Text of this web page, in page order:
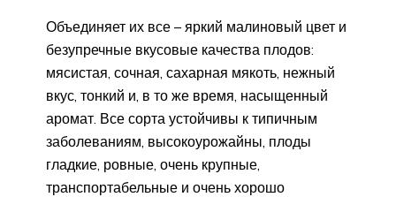
Объединяет их все – яркий малиновый цвет и
безупречные вкусовые качества плодов:
мясистая, сочная, сахарная мякоть, нежный
вкус, тонкий и, в то же время, насыщенный
аромат. Все сорта устойчивы к типичным
заболеваниям, высокоурожайны, плоды
гладкие, ровные, очень крупные,
транспортабельные и очень хорошо